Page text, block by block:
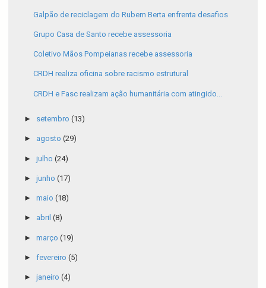
Galpão de reciclagem do Rubem Berta enfrenta desafios
Grupo Casa de Santo recebe assessoria
Coletivo Mãos Pompeianas recebe assessoria
CRDH realiza oficina sobre racismo estrutural
CRDH e Fasc realizam ação humanitária com atingido...
► setembro (13)
► agosto (29)
► julho (24)
► junho (17)
► maio (18)
► abril (8)
► março (19)
► fevereiro (5)
► janeiro (4)